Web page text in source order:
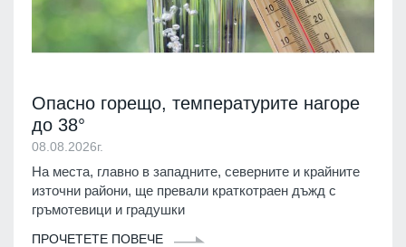
Опасно горещо, температурите нагоре
до 38°
08.08.2026г.
На места, главно в западните, северните и крайните
източни райони, ще превали краткотраен дъжд с
гръмотевици и градушки
ПРОЧЕТЕТЕ ПОВЕЧЕ